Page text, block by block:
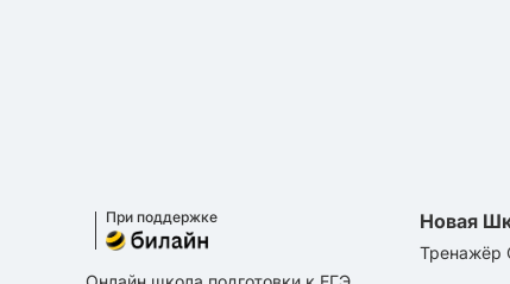
При поддержке Новая
Тренажёр